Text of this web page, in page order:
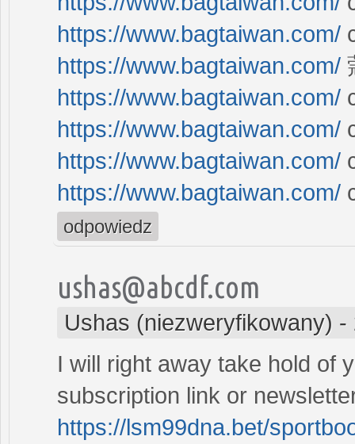
https://www.bagtaiwan.com/
https://www.bagtaiwan.com/
https://www.bagtaiwan.com/
https://www.bagtaiwan.com/
https://www.bagtaiwan.com/
https://www.bagtaiwan.com/
odpowiedz
ushas@abcdf.com
Ushas (niezweryfikowany) -
I will right away take hold of
subscription link or
https://lsm99dna.bet/